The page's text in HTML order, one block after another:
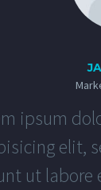
ipsum
elit,
ut labore